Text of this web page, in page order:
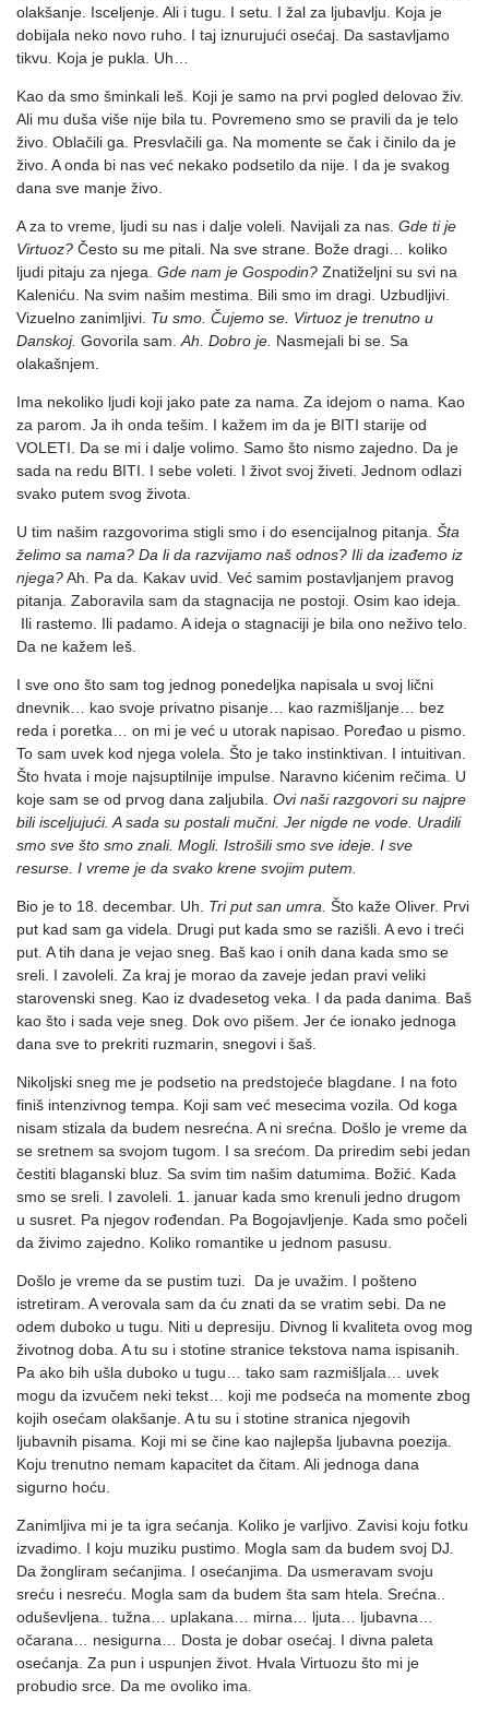
olakšanje. Isceljenje. Ali i tugu. I setu. I žal za ljubavlju. Koja je
dobijala neko novo ruho. I taj iznurujući osećaj. Da sastavljamo
tikvu. Koja je pukla. Uh…
Kao da smo šminkali leš. Koji je samo na prvi pogled delovao živ.
Ali mu duša više nije bila tu. Povremeno smo se pravili da je telo
živo. Oblačili ga. Presvlačili ga. Na momente se čak i činilo da je
živo. A onda bi nas već nekako podsetilo da nije. I da je svakog
dana sve manje živo.
A za to vreme, ljudi su nas i dalje voleli. Navijali za nas. Gde ti je
Virtuoz? Često su me pitali. Na sve strane. Bože dragi… koliko
ljudi pitaju za njega. Gde nam je Gospodin? Znatiželjni su svi na
Kaleniću. Na svim našim mestima. Bili smo im dragi. Uzbudljivi.
Vizuelno zanimljivi. Tu smo. Čujemo se. Virtuoz je trenutno u
Danskoj. Govorila sam. Ah. Dobro je. Nasmejali bi se. Sa
olakašnjem.
Ima nekoliko ljudi koji jako pate za nama. Za idejom o nama. Kao
za parom. Ja ih onda tešim. I kažem im da je BITI starije od
VOLETI. Da se mi i dalje volimo. Samo što nismo zajedno. Da je
sada na redu BITI. I sebe voleti. I život svoj živeti. Jednom odlazi
svako putem svog života.
U tim našim razgovorima stigli smo i do esencijalnog pitanja. Šta
želimo sa nama? Da li da razvijamo naš odnos? Ili da izađemo iz
njega?Ah. Pa da. Kakav uvid. Već samim postavljanjem pravog
pitanja. Zaboravila sam da stagnacija ne postoji. Osim kao ideja.
Ili rastemo. Ili padamo. A ideja o stagnaciji je bila ono neživo telo.
Da ne kažem leš.
I sve ono što sam tog jednog ponedeljka napisala u svoj lični
dnevnik… kao svoje privatno pisanje… kao razmišljanje… bez
reda i poretka… on mi je već u utorak napisao. Poređao u pismo.
To sam uvek kod njega volela. Što je tako instinktivan. I intuitivan.
Što hvata i moje najsuptilnije impulse. Naravno kićenim rečima. U
koje sam se od prvog dana zaljubila. Ovi naši razgovori su najpre
bili isceljujući. A sada su postali mučni. Jer nigde ne vode. Uradili
smo sve što smo znali. Mogli. Istrošili smo sve ideje. I sve
resurse. I vreme je da svako krene svojim putem.
Bio je to 18. decembar. Uh. Tri put san umra. Što kaže Oliver. Prvi
put kad sam ga videla. Drugi put kada smo se razišli. A evo i treći
put. A tih dana je vejao sneg. Baš kao i onih dana kada smo se
sreli. I zavoleli. Za kraj je morao da zaveje jedan pravi veliki
starovenski sneg. Kao iz dvadesetog veka. I da pada danima. Baš
kao što i sada veje sneg. Dok ovo pišem. Jer će ionako jednoga
dana sve to prekriti ruzmarin, snegovi i šaš.
Nikoljski sneg me je podsetio na predstojeće blagdane. I na foto
finiš intenzivnog tempa. Koji sam već mesecima vozila. Od koga
nisam stizala da budem nesrećna. A ni srećna. Došlo je vreme da
se sretnem sa svojom tugom. I sa srećom. Da priredim sebi jedan
čestiti blaganski bluz. Sa svim tim našim datumima. Božić. Kada
smo se sreli. I zavoleli. 1. januar kada smo krenuli jedno drugom
u susret. Pa njegov rođendan. Pa Bogojavljenje. Kada smo počeli
da živimo zajedno. Koliko romantike u jednom pasusu.
Došlo je vreme da se pustim tuzi. Da je uvažim. I pošteno
istretiram. A verovala sam da ću znati da se vratim sebi. Da ne
odem duboko u tugu. Niti u depresiju. Divnog li kvaliteta ovog mog
životnog doba. A tu su i stotine stranice tekstova nama ispisanih.
Pa ako bih ušla duboko u tugu… tako sam razmišljala… uvek
mogu da izvučem neki tekst… koji me podseća na momente zbog
kojih osećam olakšanje. A tu su i stotine stranica njegovih
ljubavnih pisama. Koji mi se čine kao najlepša ljubavna poezija.
Koju trenutno nemam kapacitet da čitam. Ali jednoga dana
sigurno hoću.
Zanimljiva mi je ta igra sećanja. Koliko je varljivo. Zavisi koju fotku
izvadimo. I koju muziku pustimo. Mogla sam da budem svoj DJ.
Da žongliram sećanjima. I osećanjima. Da usmeravam svoju
sreću i nesreću. Mogla sam da budem šta sam htela. Srećna..
oduševljena.. tužna… uplakana… mirna… ljuta… ljubavna…
očarana… nesigurna… Dosta je dobar osećaj. I divna paleta
osećanja. Za pun i uspunjen život. Hvala Virtuozu što mi je
probudio srce. Da me ovoliko ima.